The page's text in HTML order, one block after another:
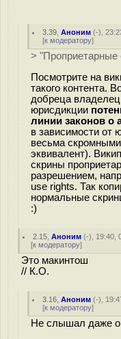
3.39 ,Аноним (-),
[к модератору]
> "Проприетарные
Посмотрите на
такого контента.
добреца владелец
юрисдикции
линии законов о
в зависимости от
весьма скромными
эквивалент).
скрины
разрешением,
use rights. Так
нормальные
:)
2.15 ,Аноним (-), 19:40,
[к модератору]
Это макинтош
// К.О.
3.16 ,Аноним (-),
[к модератору]
Не слышал даже о